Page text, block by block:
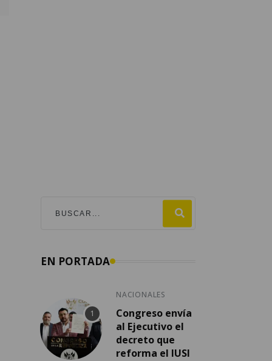
EN PORTADA
NACIONALES
Congreso envía
al Ejecutivo el
decreto que
reforma el IUSI